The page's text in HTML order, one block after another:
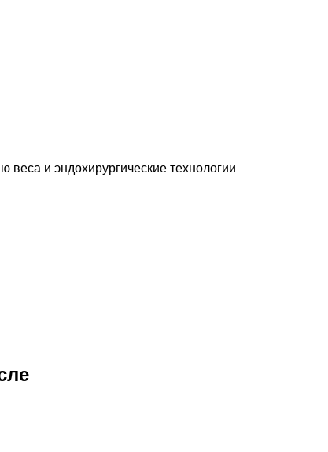
веса и эндохирургические технологии